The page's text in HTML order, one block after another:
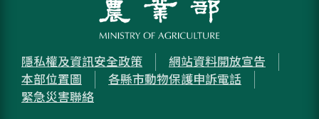
隱私權及資訊安全政策
網站資料開放宣告
本部位置圖
各縣市動物保護申訴電話
緊急災害聯絡